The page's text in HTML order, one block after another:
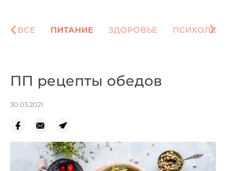
ВСЕ ПИТАНИЕ ЗДОРОВЬЕ
ПП рецепты обедов
30.03.2021